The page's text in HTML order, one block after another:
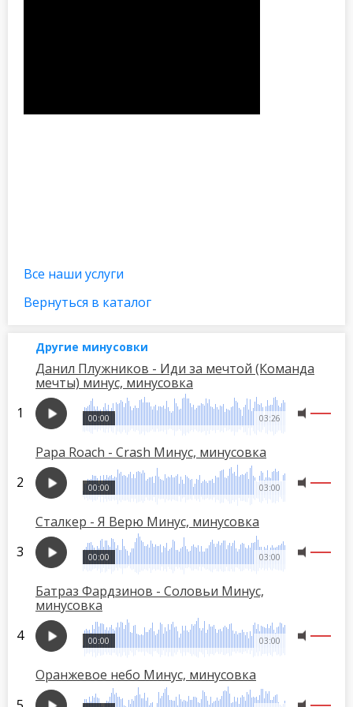
Все наши услуги
Вернуться в каталог
Другие минусовки
Данил Плужников - Иди за мечтой (Команда
мечты) минус, минусовка
03:26
00:00
Papa Roach - Crash Минус, минусовка
03:00
00:00
Сталкер - Я Верю Минус, минусовка
03:00
00:00
Батраз Фардзинов - Соловьи Минус,
минусовка
03:00
00:00
Оранжевое небо Минус, минусовка